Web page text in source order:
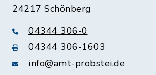
24217 Schönberg
04344 306-0
04344 306-1603
info@amt-probstei.de